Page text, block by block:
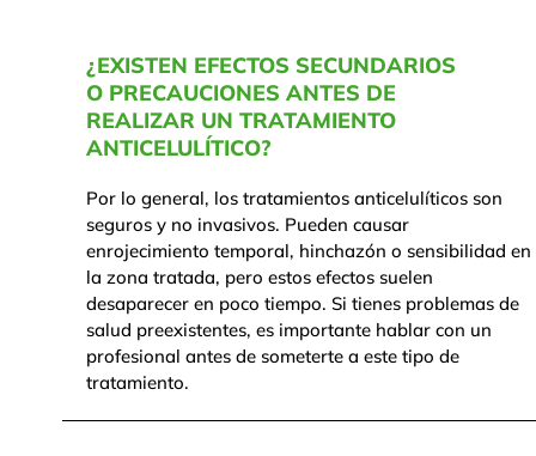
¿EXISTEN EFECTOS SECUNDARIOS
O PRECAUCIONES ANTES DE
REALIZAR UN TRATAMIENTO
ANTICELULÍTICO?
Por lo general, los tratamientos anticelulíticos son
seguros y no invasivos. Pueden causar
enrojecimiento temporal, hinchazón o sensibilidad en
la zona tratada, pero estos efectos suelen
desaparecer en poco tiempo. Si tienes problemas de
salud preexistentes, es importante hablar con un
profesional antes de someterte a este tipo de
tratamiento.